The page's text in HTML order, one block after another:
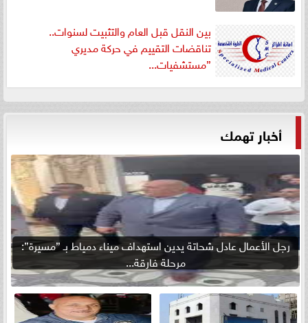
بين النقل قبل العام والتثبيت لسنوات..
تناقضات التقييم في حركة مديري
”مستشفيات...
أخبار تهمك
رجل الأعمال عادل شحاتة يدين استهداف ميناء دمياط بـ ”مسيرة”:
مرحلة فارقة...